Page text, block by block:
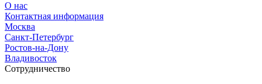
О нас
Контактная информация
Москва
Санкт-Петербург
Ростов-на-Дону
Владивосток
Сотрудничество